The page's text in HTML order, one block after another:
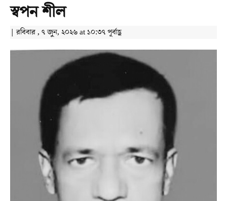
স্বপন শীল
| রবিবার , ৭ জুন, ২০২৬ at ১০:৩৭ পূর্বাহ্ণ